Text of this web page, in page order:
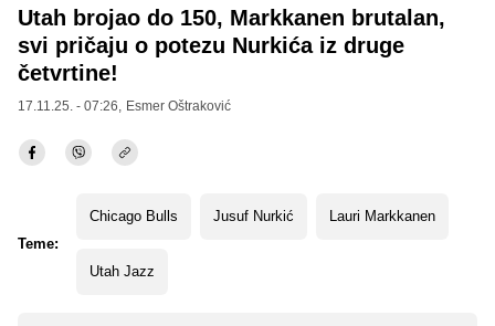
Utah brojao do 150, Markkanen brutalan,
svi pričaju o potezu Nurkića iz druge
četvrtine!
17.11.25. - 07:26, Esmer Oštraković
Teme:
Chicago Bulls Jusuf Nurkić Lauri Markkanen
Utah Jazz